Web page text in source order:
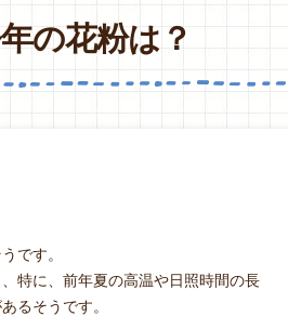
の花粉は？
です。
特に、前年夏の高温や日照時間の長
るそうです。